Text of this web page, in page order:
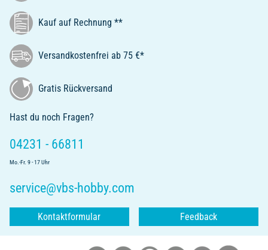
Kauf auf Rechnung **
Versandkostenfrei ab 75 €*
Gratis Rückversand
Hast du noch Fragen?
04231 - 66811
Mo.-Fr. 9 - 17 Uhr
service@vbs-hobby.com
Kontaktformular Feedback